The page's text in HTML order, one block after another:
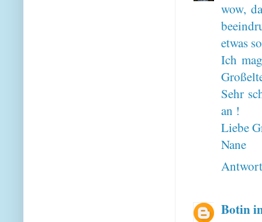
wow,
etwas
Ich
Sehr
an !
Liebe
Nane
Botin